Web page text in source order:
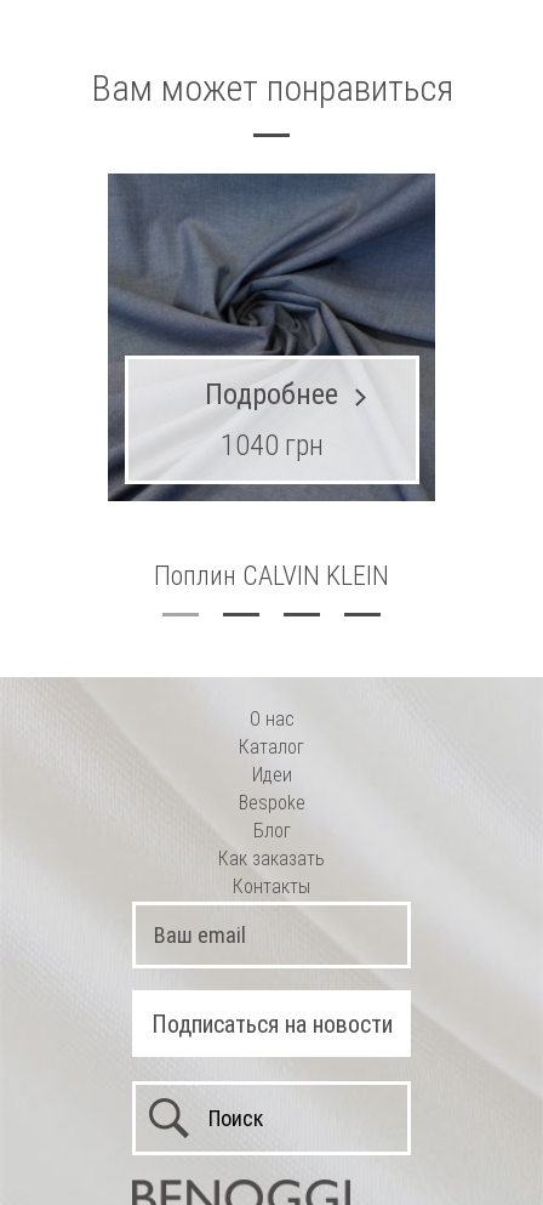
Вам может понравиться
Поплин CALVIN KLEIN
Подробнее
1040 грн
О нас
Каталог
Идеи
Bespoke
Блог
Как заказать
Контакты